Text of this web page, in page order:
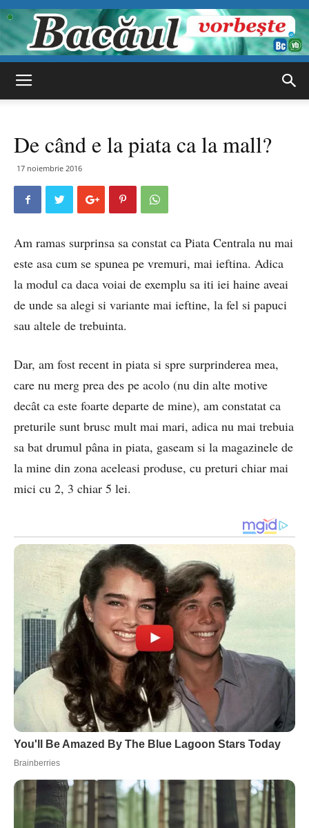
vorbește
De când e la piata ca la mall?
17 noiembrie 2016
Am ramas surprinsa sa constat ca Piata Centrala nu mai
este asa cum se spunea pe vremuri, mai ieftina. Adica
la modul ca daca voiai de exemplu sa iti iei haine aveai
de unde sa alegi si variante mai ieftine, la fel si papuci
sau altele de trebuinta.
Dar, am fost recent in piata si spre surprinderea mea,
care nu merg prea des pe acolo (nu din alte motive
decât ca este foarte departe de mine), am constatat ca
preturile sunt brusc mult mai mari, adica nu mai trebuia
sa bat drumul pâna in piata, gaseam si la magazinele de
la mine din zona aceleasi produse, cu preturi chiar mai
mici cu 2, 3 chiar 5 lei.